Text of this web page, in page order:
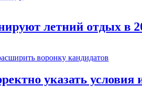
летний отдых в
указать условия